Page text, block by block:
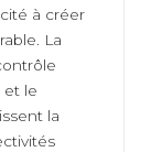
à créer
La
et le
la